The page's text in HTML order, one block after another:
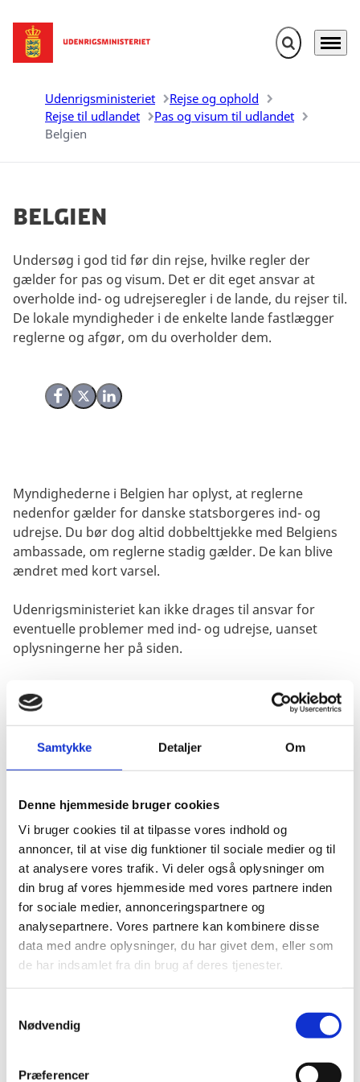
Samtykke Detaljer Om
Denne hjemmeside bruger cookies
Vi bruger cookies til at tilpasse vores indhold og
annoncer, til at vise dig funktioner til sociale medier og til
at analysere vores trafik. Vi deler også oplysninger om
din brug af vores hjemmeside med vores partnere inden
for sociale medier, annonceringspartnere og
analysepartnere. Vores partnere kan kombinere disse
data med andre oplysninger, du har givet dem, eller som
de har indsamlet fra din brug af deres tjenester.
Nødvendig
Præferencer
Gå til forsiden Fold søgefelt
Menu
Udenrigsministeriet
Rejse og ophold
Rejse til udlandet
Pas og visum til udlandet
Belgien
Belgien
Del på Facebook
Del på X (Twitter)
Del på LinkedIn
Undersøg i god tid før din rejse, hvilke regler der
gælder for pas og visum. Det er dit eget ansvar at
overholde ind- og udrejseregler i de lande, du rejser til.
De lokale myndigheder i de enkelte lande fastlægger
reglerne og afgør, om du overholder dem.
Myndighederne i Belgien har oplyst, at reglerne
nedenfor gælder for danske statsborgeres ind- og
udrejse. Du bør dog altid dobbelttjekke med Belgiens
ambassade, om reglerne stadig gælder. De kan blive
ændret med kort varsel.
Udenrigsministeriet kan ikke drages til ansvar for
eventuelle problemer med ind- og udrejse, uanset
oplysningerne her på siden.
Visum
Visumfrit (maks. 90 dage).
Pas
Pas skal være gyldigt under opholdet.
Passet må ikke være beskadiget.
Danske forlængede pas anerkendes ved ind- og
udrejse.
Danske nødpas (provisoriske pas) anerkendes ved
ind- og udrejse.
EU-nødpas anerkendes ved ind- og udrejse.
Tjek på forhånd om et eventuelt transitland på
rejsen anerkender et dansk nødpas eller et EU-
Visse viseringer og stempler i dit pas kan medføre,